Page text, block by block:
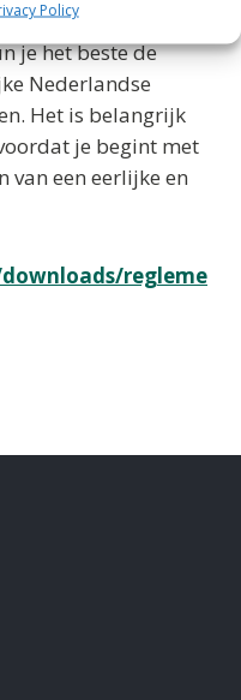
Policy
over de regels en
je het beste de
Nederlandse
Het is belangrijk
je begint met
van een eerlijke en
regleme